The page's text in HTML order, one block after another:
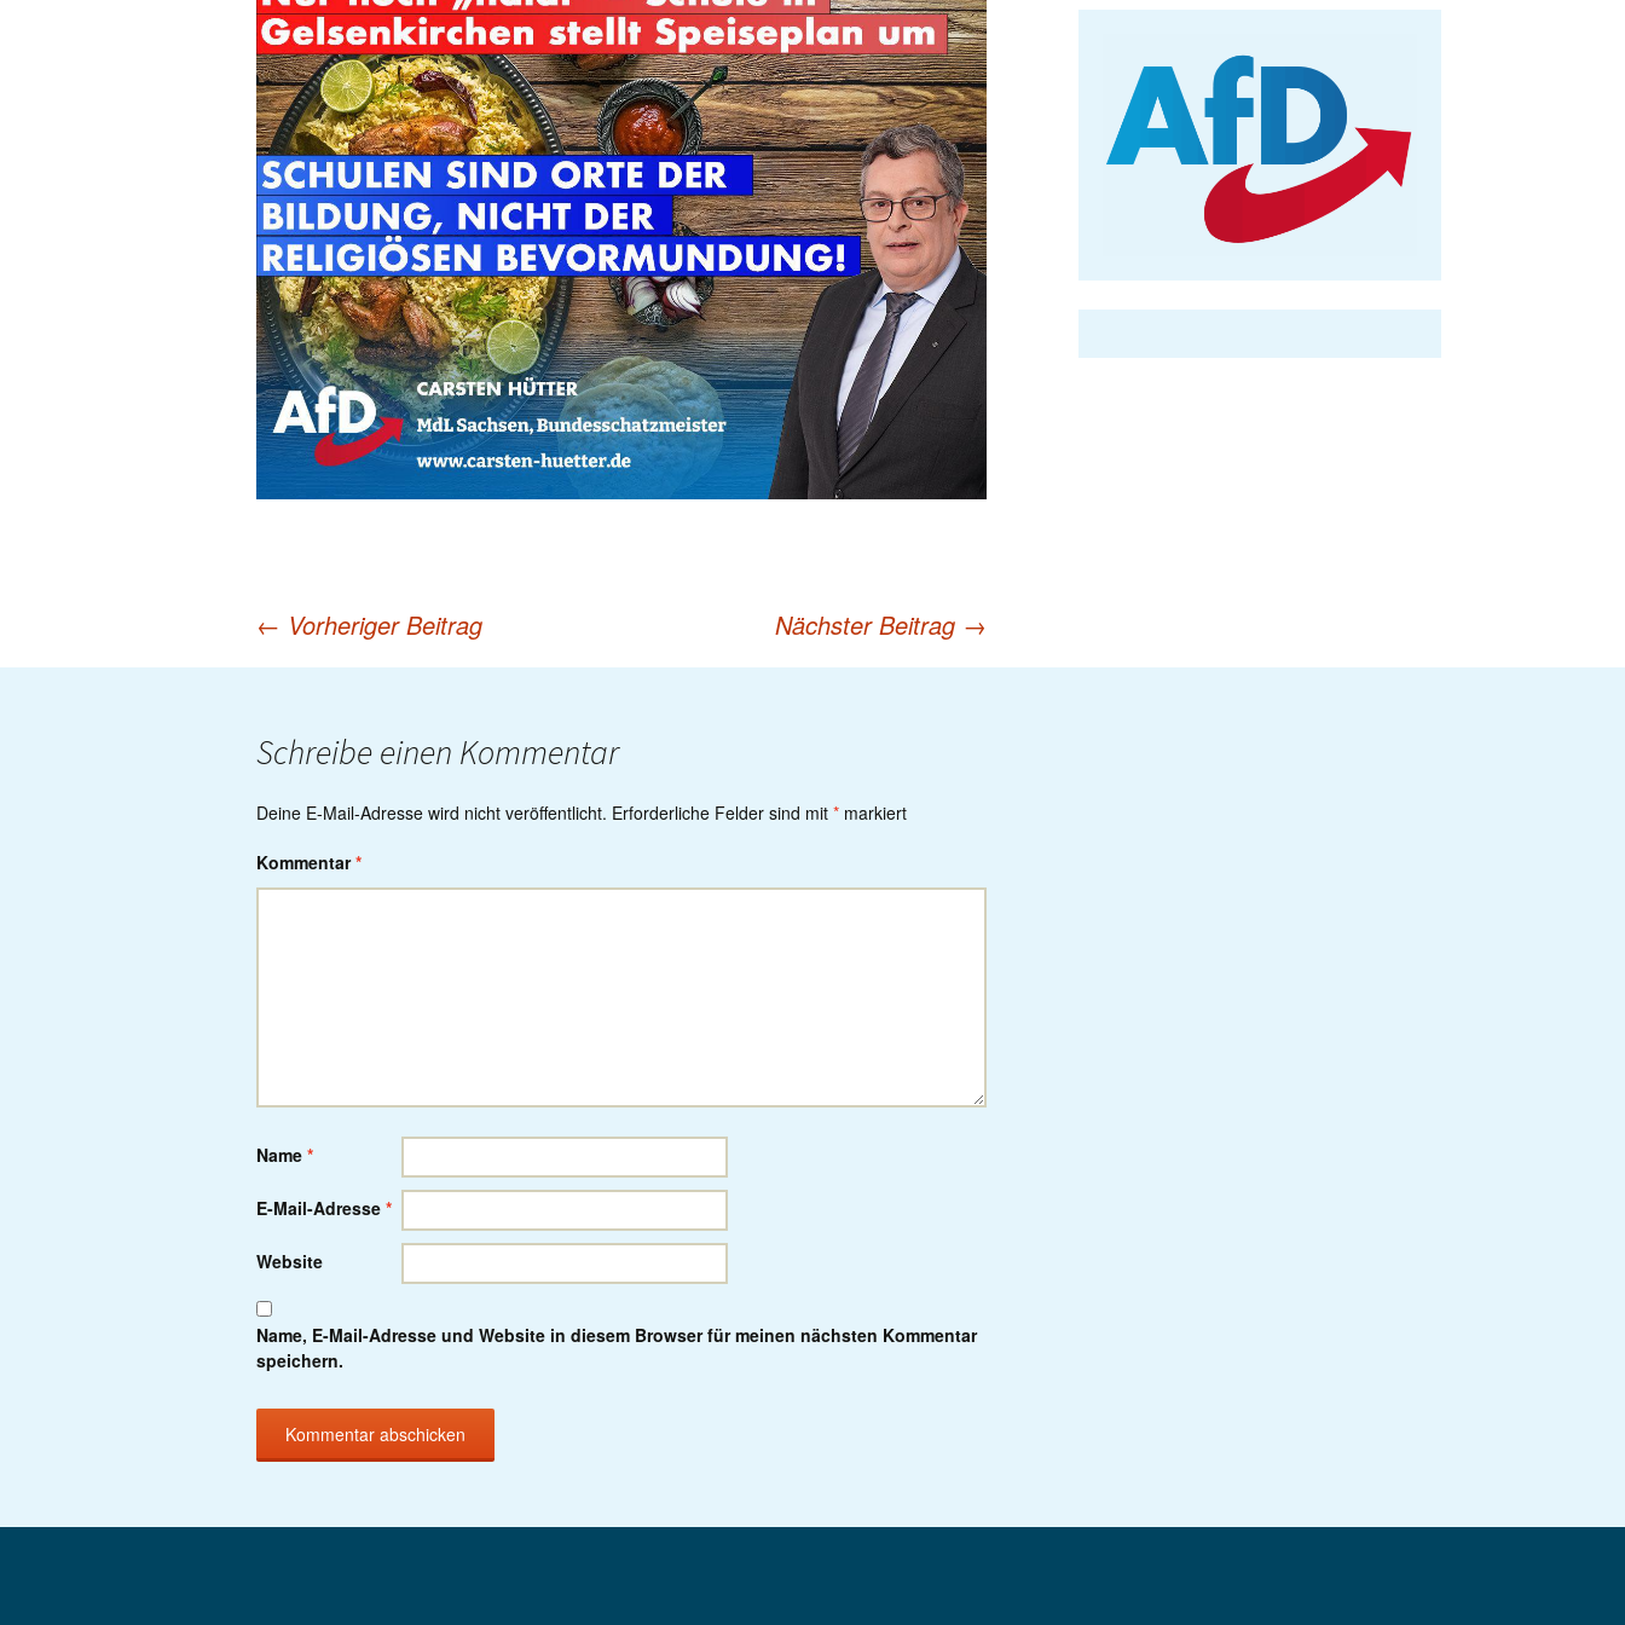
← Vorheriger Beitrag Nächster Beitrag →
Schreibe einen Kommentar
Deine E-Mail-Adresse wird nicht veröffentlicht. Erforderliche Felder sind mit * markiert
Kommentar*
Name *
E-Mail-Adresse *
Website
Name, E-Mail-Adresse und Website in diesem Browser für meinen nächsten Kommentar
speichern.